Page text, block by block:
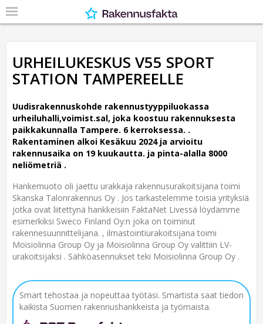
URHEILUKESKUS V55 SPORT
STATION TAMPEREELLE
Uudisrakennuskohde rakennustyyppiluokassa
urheiluhalli,voimist.sal, joka koostuu rakennuksesta
paikkakunnalla Tampere. 6 kerroksessa. .
Rakentaminen alkoi Kesäkuu 2024 ja arvioitu
rakennusaika on 19 kuukautta. ja pinta-alalla 8000
neliömetriä .
Hankemuoto oli jaettu urakkaja rakennusurakoitsijana toimi
Skanska Talonrakennus Oy . Jos tarkastelemme toisia yrityksiä
jotka ovat liitettynä hankkeisiin FaktaNet Livessä löydämme
esimerkiksi Sweco Finland Oy:n joka on toiminut
rakennesuunnittelijana. , ilmastointiurakoitsijana toimi
Moisiolinna Group Oy ja Moisiolinna Group Oy valittiin LV-
urakoitsijaksi . Sähköasennukset teki Moisiolinna Group Oy .
Smart tehostaa ja nopeuttaa työtäsi. Smartista saat tiedon
kaikista Suomen rakennushankkeista ja työmaista.